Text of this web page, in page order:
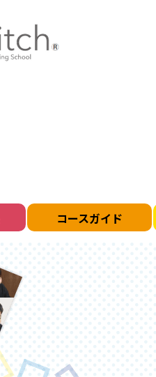
コースガイド